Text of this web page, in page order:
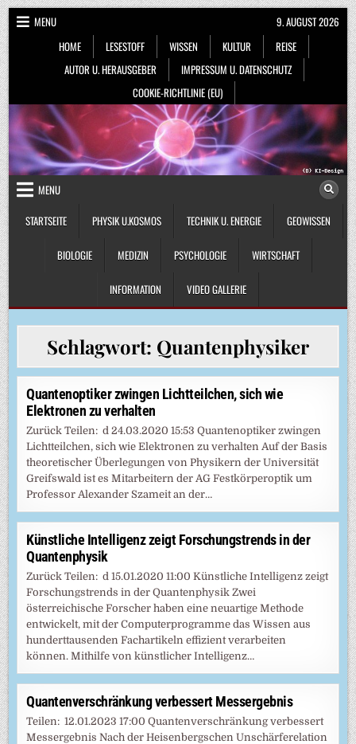
Skip
to
content
MENU
HOME
LESESTOFF WISSEN KULTUR
REISE
AUTOR U. HERAUSGEBER
IMPRESSUM U. DATENSCHUTZ
COOKIE-RICHTLINIE (EU)
9. AUGUST 2026
MENU
STARTSEITE
PHYSIK U.KOSMOS TECHNIK U. ENERGIE GEOWISSEN
BIOLOGIE MEDIZIN PSYCHOLOGIE WIRTSCHAFT
INFORMATION VIDEO GALLERIE
Schlagwort: Quantenphysiker
Quantenoptiker zwingen Lichtteilchen, sich wie
Elektronen zu verhalten
Zurück Teilen: d 24.03.2020 15:53 Quantenoptiker zwingen
Lichtteilchen, sich wie Elektronen zu verhalten Auf der Basis
theoretischer Überlegungen von Physikern der Universität
Greifswald ist es Mitarbeitern der AG Festkörperoptik um
Professor Alexander Szameit an der…
Künstliche Intelligenz zeigt Forschungstrends in der
Quantenphysik
Zurück Teilen: d 15.01.2020 11:00 Künstliche Intelligenz zeigt
Forschungstrends in der Quantenphysik Zwei
österreichische Forscher haben eine neuartige Methode
entwickelt, mit der Computerprogramme das Wissen aus
hunderttausenden Fachartikeln effizient verarbeiten
können. Mithilfe von künstlicher Intelligenz…
Quan­ten­ver­schrän­kung ver­bes­sert Mes­ser­geb­nis
Teilen: 12.01.2023 17:00 Quan­ten­ver­schrän­kung ver­bes­sert
Mes­ser­geb­nis Nach der Heisenbergschen Unschärferelation